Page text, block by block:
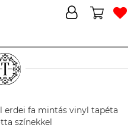
erdei fa mintás vinyl tapéta
színekkel